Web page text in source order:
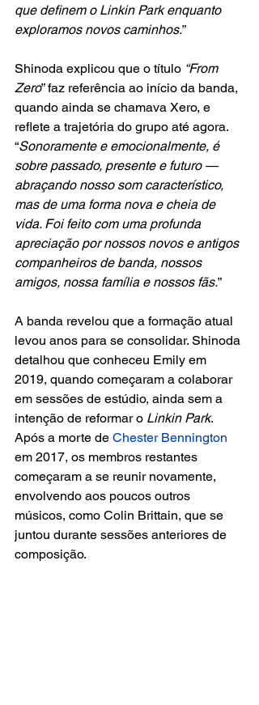
que definem o Linkin Park enquanto
exploramos novos caminhos.”
Shinoda explicou que o título “From
Zero” faz referência ao início da banda,
quando ainda se chamava Xero, e
reflete a trajetória do grupo até agora.
“Sonoramente e emocionalmente, é
sobre passado, presente e futuro —
abraçando nosso som característico,
mas de uma forma nova e cheia de
vida. Foi feito com uma profunda
apreciação por nossos novos e antigos
companheiros de banda, nossos
amigos, nossa família e nossos fãs.”
A banda revelou que a formação atual
levou anos para se consolidar. Shinoda
detalhou que conheceu Emily em
2019, quando começaram a colaborar
em sessões de estúdio, ainda sem a
intenção de reformar o Linkin Park.
Após a morte de Chester Bennington
em 2017, os membros restantes
começaram a se reunir novamente,
envolvendo aos poucos outros
músicos, como Colin Brittain, que se
juntou durante sessões anteriores de
composição.